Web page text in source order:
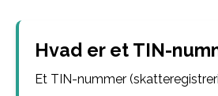
Hvad er et TIN-
Et TIN-nummer